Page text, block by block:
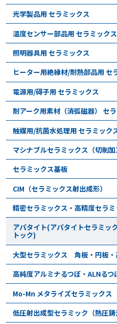
光学製品用 セラミックス
温度センサー部品用 セラミックス
照明器具用 セラミックス
ヒーター用絶縁材/耐熱部品用 セ
電源用/碍子用 セラミックス
耐アーク用素材（消弧磁器） セ
触媒用/抗菌水処理用 セラミック
マシナブルセラミックス（切削加
セラミックス基板
CIM（セラミックス射出成形）
精密セラミックス・高精度セラ
アパタイト(アパタイトセラミッ
トック)
大型セラミックス 角板・円板・
高純度アルミナるつぼ・ALNるつ
Mo-Mn メタライズセラミックス
低圧射出成型セラミック（熱圧鋳